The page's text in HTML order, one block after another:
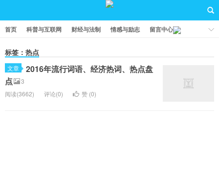
首页 科普与互联网 财经与法制 情感与励志 留言中心
标签：热点
文章
2016年流行词语、经济热词、热点盘
点
3
阅读(3662)
评论(0) 赞 (0)